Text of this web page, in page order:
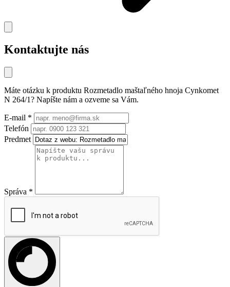
Kontaktujte nás
Máte otázku k produktu Rozmetadlo maštaľného hnoja Cynkomet
N 264/1? Napíšte nám a ozveme sa Vám.
E-mail *
Telefón
Predmet
Správa *